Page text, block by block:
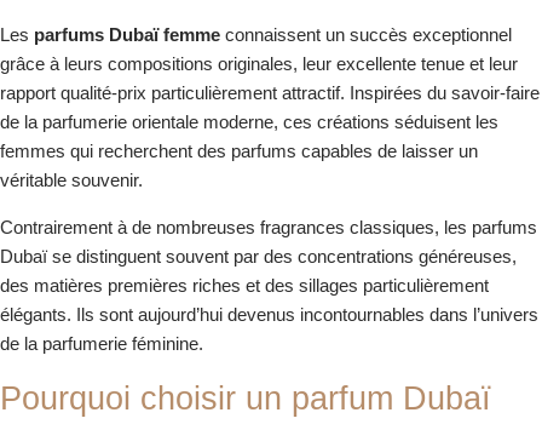
Les parfums Dubaï femme connaissent un succès exceptionnel
grâce à leurs compositions originales, leur excellente tenue et leur
rapport qualité-prix particulièrement attractif. Inspirées du savoir-faire
de la parfumerie orientale moderne, ces créations séduisent les
femmes qui recherchent des parfums capables de laisser un
véritable souvenir.
Contrairement à de nombreuses fragrances classiques, les parfums
Dubaï se distinguent souvent par des concentrations généreuses,
des matières premières riches et des sillages particulièrement
élégants. Ils sont aujourd’hui devenus incontournables dans l’univers
de la parfumerie féminine.
Pourquoi choisir un parfum Dubaï